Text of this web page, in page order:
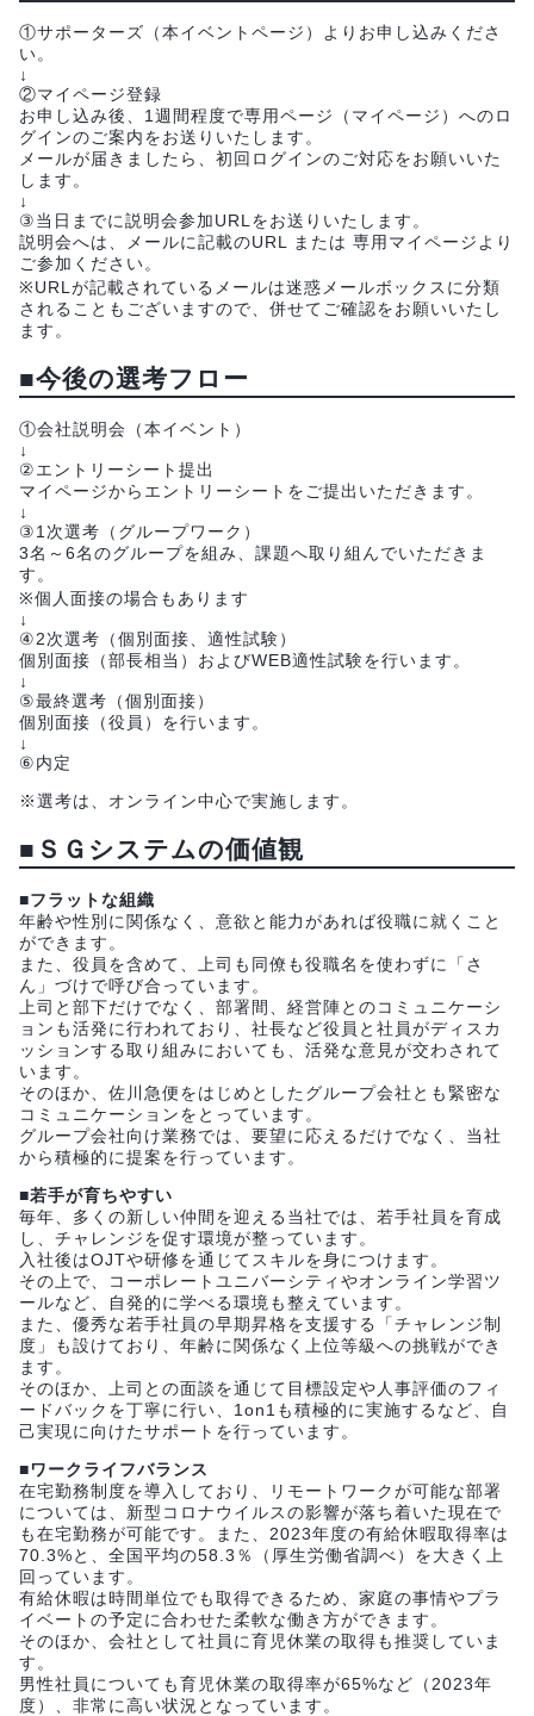
①サポーターズ（本イベントページ）よりお申し込みくださ
い。
↓
②マイページ登録
お申し込み後、1週間程度で専用ページ（マイページ）へのロ
グインのご案内をお送りいたします。
メールが届きましたら、初回ログインのご対応をお願いいた
します。
↓
③当日までに説明会参加URLをお送りいたします。
説明会へは、メールに記載のURL または 専用マイページより
ご参加ください。
※URLが記載されているメールは迷惑メールボックスに分類
されることもございますので、併せてご確認をお願いいたし
ます。
■今後の選考フロー
①会社説明会（本イベント）
↓
②エントリーシート提出
マイページからエントリーシートをご提出いただきます。
↓
③1次選考（グループワーク）
3名～6名のグループを組み、課題へ取り組んでいただきま
す。
※個人面接の場合もあります
↓
④2次選考（個別面接、適性試験）
個別面接（部長相当）およびWEB適性試験を行います。
↓
⑤最終選考（個別面接）
個別面接（役員）を行います。
↓
⑥内定
※選考は、オンライン中心で実施します。
■ＳＧシステムの価値観
■フラットな組織
年齢や性別に関係なく、意欲と能力があれば役職に就くこと
ができます。
また、役員を含めて、上司も同僚も役職名を使わずに「さ
ん」づけで呼び合っています。
上司と部下だけでなく、部署間、経営陣とのコミュニケーシ
ョンも活発に行われており、社長など役員と社員がディスカ
ッションする取り組みにおいても、活発な意見が交わされて
います。
そのほか、佐川急便をはじめとしたグループ会社とも緊密な
コミュニケーションをとっています。
グループ会社向け業務では、要望に応えるだけでなく、当社
から積極的に提案を行っています。
■若手が育ちやすい
毎年、多くの新しい仲間を迎える当社では、若手社員を育成
し、チャレンジを促す環境が整っています。
入社後はOJTや研修を通じてスキルを身につけます。
その上で、コーポレートユニバーシティやオンライン学習ツ
ールなど、自発的に学べる環境も整えています。
また、優秀な若手社員の早期昇格を支援する「チャレンジ制
度」も設けており、年齢に関係なく上位等級への挑戦ができ
ます。
そのほか、上司との面談を通じて目標設定や人事評価のフィ
ードバックを丁寧に行い、1on1も積極的に実施するなど、自
己実現に向けたサポートを行っています。
■ワークライフバランス
在宅勤務制度を導入しており、リモートワークが可能な部署
については、新型コロナウイルスの影響が落ち着いた現在で
も在宅勤務が可能です。また、2023年度の有給休暇取得率は
70.3%と、全国平均の58.3％（厚生労働省調べ）を大きく上
回っています。
有給休暇は時間単位でも取得できるため、家庭の事情やプラ
イベートの予定に合わせた柔軟な働き方ができます。
そのほか、会社として社員に育児休業の取得も推奨していま
す。
男性社員についても育児休業の取得率が65%など（2023年
度）、非常に高い状況となっています。